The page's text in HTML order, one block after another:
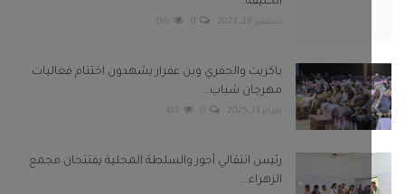
0
116
باكريت والجفري وبن عفرار يشهدون اختتام فعاليات
مهرجان شباب...
فبراير 13, 2025 0
103
رئيس انتقالي أحور والسلطة المحلية يفتتحان مجمع
الزهراء...